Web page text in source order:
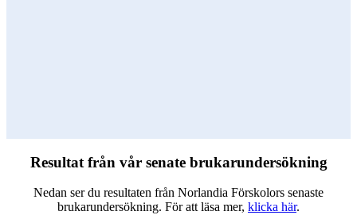
Resultat från vår senate brukarundersökning
Nedan ser du resultaten från Norlandia Förskolors senaste
brukarundersökning. För att läsa mer, klicka här.